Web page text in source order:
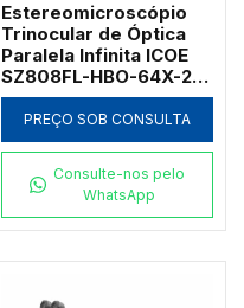
Estereomicroscópio
Trinocular de Óptica
Paralela Infinita ICOE
SZ808FL-HBO-64X-2FE
com Epi-Fluorescência
e Zoom até 64x
PREÇO SOB CONSULTA
Consulte-nos pelo
WhatsApp